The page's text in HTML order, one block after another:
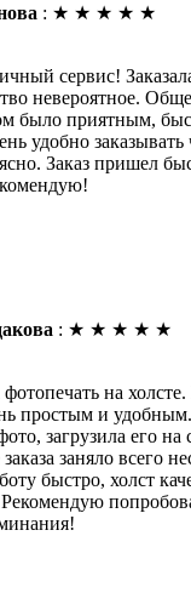
: ★ ★ ★ ★ ★
сервис!
невероятное.
было приятным,
удобно заказывать
Заказ пришел
: ★ ★ ★ ★ ★
фотопечать на
простым и
загрузила его на
заняло всего
быстро, холст